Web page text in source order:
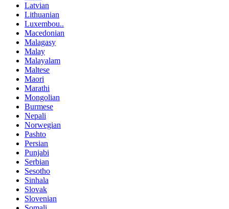
Latvian
Lithuanian
Luxembou..
Macedonian
Malagasy
Malay
Malayalam
Maltese
Maori
Marathi
Mongolian
Burmese
Nepali
Norwegian
Pashto
Persian
Punjabi
Serbian
Sesotho
Sinhala
Slovak
Slovenian